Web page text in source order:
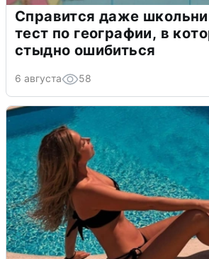
Справится даже
тест по географии, в
стыдно ошибиться
6 августа 58